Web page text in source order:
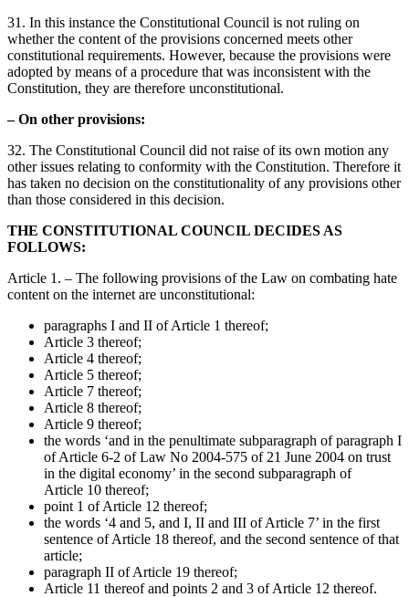
31. In this instance the Constitutional Council is not ruling on
whether the content of the provisions concerned meets other
constitutional requirements. However, because the provisions were
adopted by means of a procedure that was inconsistent with the
Constitution, they are therefore unconstitutional.
– On other provisions:
32. The Constitutional Council did not raise of its own motion any
other issues relating to conformity with the Constitution. Therefore it
has taken no decision on the constitutionality of any provisions other
than those considered in this decision.
THE CONSTITUTIONAL COUNCIL DECIDES AS
FOLLOWS:
Article 1. – The following provisions of the Law on combating hate
content on the internet are unconstitutional:
paragraphs I and II of Article 1 thereof;
Article 3 thereof;
Article 4 thereof;
Article 5 thereof;
Article 7 thereof;
Article 8 thereof;
Article 9 thereof;
the words ‘and in the penultimate subparagraph of paragraph I
of Article 6-2 of Law No 2004-575 of 21 June 2004 on trust
in the digital economy’ in the second subparagraph of
Article 10 thereof;
point 1 of Article 12 thereof;
the words ‘4 and 5, and I, II and III of Article 7’ in the first
sentence of Article 18 thereof, and the second sentence of that
article;
paragraph II of Article 19 thereof;
Article 11 thereof and points 2 and 3 of Article 12 thereof.